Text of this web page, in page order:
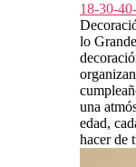
18-30-
lo
una
edad,
hacer de